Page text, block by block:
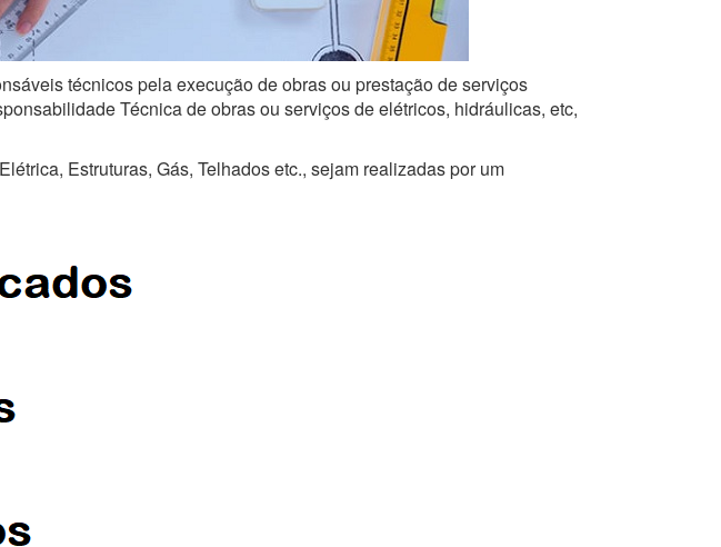
técnicos pela execução de obras ou prestação de serviços
Técnica de obras ou serviços de elétricos, hidráulicas, etc,
Estruturas, Gás, Telhados etc., sejam realizadas por um